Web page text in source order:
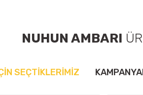
NUHUN AMBARI
SEÇTİKLERİMİZ